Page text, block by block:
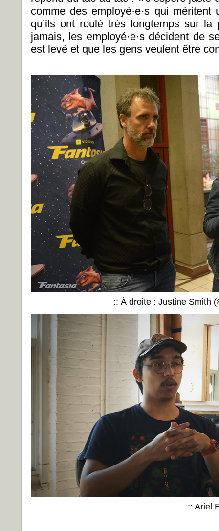
comme des employé·e·s qui
qu’ils ont roulé très longtemps sur
jamais, les employé·e·s décident de
est levé et que les gens veulent être
:: À droite : Justine Smith
:: Ariel